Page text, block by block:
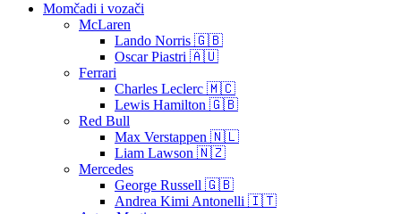
Momčadi i vozači
McLaren
Lando Norris 🇬🇧
Oscar Piastri 🇦🇺
Ferrari
Charles Leclerc 🇲🇨
Lewis Hamilton 🇬🇧
Red Bull
Max Verstappen 🇳🇱
Liam Lawson 🇳🇿
Mercedes
George Russell 🇬🇧
Andrea Kimi Antonelli 🇮🇹